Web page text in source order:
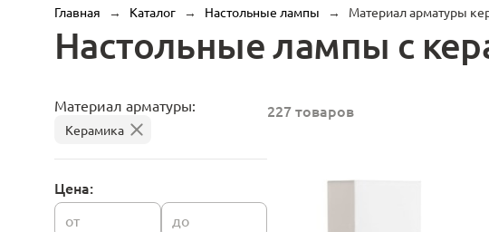
Главная → Каталог → Настольные лампы → Материал арматуры
Настольные лампы с
Материал арматуры:
Керамика
Цена:
от до
227 товаров